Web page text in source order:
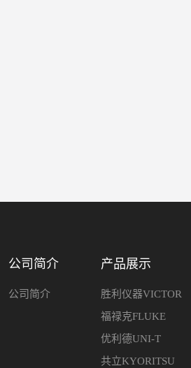
公司简介
公司简介
产品展示
胜利仪器VICTOR
福禄克FLUKE
优利德UNI-T
共立KYORITSU